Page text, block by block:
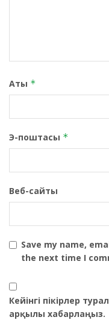
Аты *
Э-поштасы *
Веб-сайты
Save my name,
the next time I
Кейінгі пікірлер
арқылы хабарлаңыз.